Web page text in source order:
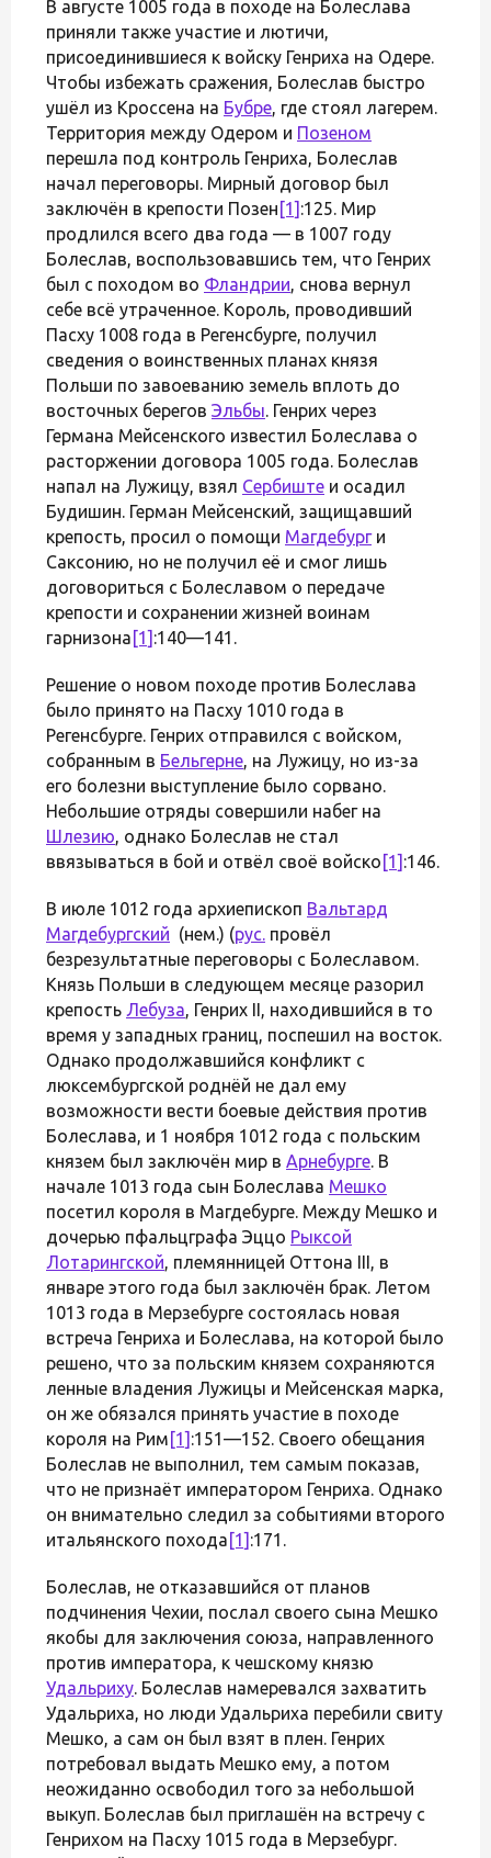
В августе 1005 года в походе на Болеслава
приняли также участие и лютичи,
присоединившиеся к войску Генриха на Одере.
Чтобы избежать сражения, Болеслав быстро
ушёл из Кроссена на Бубре, где стоял лагерем.
Территория между Одером и Позеном
перешла под контроль Генриха, Болеслав
начал переговоры. Мирный договор был
заключён в крепости Позен [1] :125. Мир
продлился всего два года — в 1007 году
Болеслав, воспользовавшись тем, что Генрих
был с походом во Фландрии, снова вернул
себе всё утраченное. Король, проводивший
Пасху 1008 года в Регенсбурге, получил
сведения о воинственных планах князя
Польши по завоеванию земель вплоть до
восточных берегов Эльбы. Генрих через
Германа Мейсенского известил Болеслава о
расторжении договора 1005 года. Болеслав
напал на Лужицу, взял Сербиште и осадил
Будишин. Герман Мейсенский, защищавший
крепость, просил о помощи Магдебурги
Саксонию, но не получил её и смог лишь
договориться с Болеславом о передаче
крепости и сохранении жизней воинам
гарнизона [1] :140—141.
Решение о новом походе против Болеслава
было принято на Пасху 1010 года в
Регенсбурге. Генрих отправился с войском,
собранным в Бельгерне, на Лужицу, но из-за
его болезни выступление было сорвано.
Небольшие отряды совершили набег на
Шлезию, однако Болеслав не стал
ввязываться в бой и отвёл своё войско [1] :146.
В июле 1012 года архиепископ Вальтард
Магдебургский (нем.) (рус. провёл
безрезультатные переговоры с Болеславом.
Князь Польши в следующем месяце разорил
крепость Лебуза, Генрих II, находившийся в то
время у западных границ, поспешил на восток.
Однако продолжавшийся конфликт с
люксембургской роднёй не дал ему
возможности вести боевые действия против
Болеслава, и 1 ноября 1012 года с польским
князем был заключён мир в Арнебурге. В
начале 1013 года сын Болеслава Мешко
посетил короля в Магдебурге. Между Мешко и
дочерью пфальцграфа Эццо Рыксой
Лотарингской, племянницей Оттона III, в
январе этого года был заключён брак. Летом
1013 года в Мерзебурге состоялась новая
встреча Генриха и Болеслава, на которой было
решено, что за польским князем сохраняются
ленные владения Лужицы и Мейсенская марка,
он же обязался принять участие в походе
короля на Рим [1] :151—152. Своего обещания
Болеслав не выполнил, тем самым показав,
что не признаёт императором Генриха. Однако
он внимательно следил за событиями второго
итальянского похода [1] :171.
Болеслав, не отказавшийся от планов
подчинения Чехии, послал своего сына Мешко
якобы для заключения союза, направленного
против императора, к чешскому князю
Удальриху. Болеслав намеревался захватить
Удальриха, но люди Удальриха перебили свиту
Мешко, а сам он был взят в плен. Генрих
потребовал выдать Мешко ему, а потом
неожиданно освободил того за небольшой
выкуп. Болеслав был приглашён на встречу с
Генрихом на Пасху 1015 года в Мерзебург.